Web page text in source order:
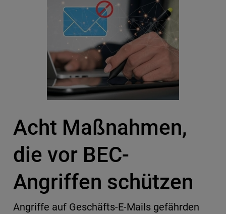
Acht Maßnahmen,
die vor BEC-
Angriffen schützen
Angriffe auf Geschäfts-E-Mails gefährden